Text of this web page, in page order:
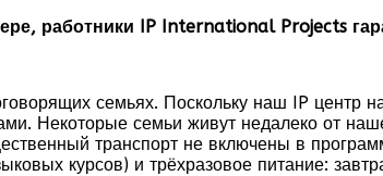
работники IP International Projects
семьях. Поскольку наш IP центр
Некоторые семьи живут недалеко от
транспорт не включены в
курсов) и трёхразовое питание: